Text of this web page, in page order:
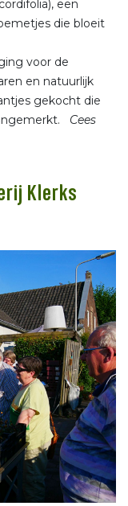
een
die bloeit
voor de
en natuurlijk
gekocht die
Cees
Klerks